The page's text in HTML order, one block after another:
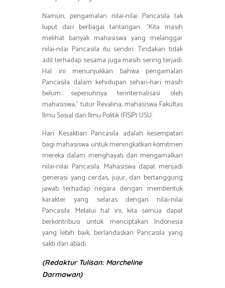
Namun, pengamalan nilai-nilai Pancasila tak
luput dari berbagai tantangan. “Kita masih
melihat banyak mahasiswa yang melanggar
nilai-nilai Pancasila itu sendiri. Tindakan tidak
adil terhadap sesama juga masih sering terjadi.
Hal ini menunjukkan bahwa pengamalan
Pancasila dalam kehidupan sehari-hari masih
belum sepenuhnya terinternalisasi oleh
mahasiswa,” tutur Revalina, mahasiswa Fakultas
Ilmu Sosial dan Ilmu Politik (FISIP) USU.
Hari Kesaktian Pancasila adalah kesempatan
bagi mahasiswa untuk meningkatkan komitmen
mereka dalam menghayati dan mengamalkan
nilai-nilai Pancasila. Mahasiswa dapat menjadi
generasi yang cerdas, jujur, dan bertanggung
jawab terhadap negara dengan membentuk
karakter yang selaras dengan nilai-nilai
Pancasila. Melalui hal ini, kita semua dapat
berkontribusi untuk menciptakan Indonesia
yang lebih baik, berlandaskan Pancasila yang
sakti dan abadi.
(Redaktur Tulisan: Marcheline
Darmawan)